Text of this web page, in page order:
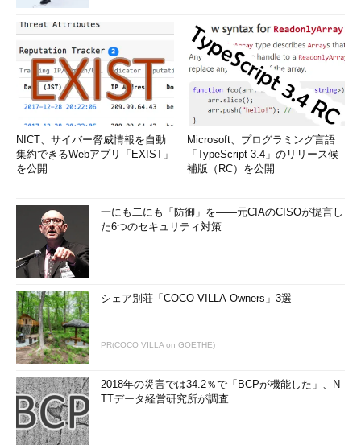
NICT、サイバー脅威情報を自動
集約できるWebアプリ「EXIST」
を公開
Microsoft、プログラミング言語
「TypeScript 3.4」のリリース候
補版（RC）を公開
一にも二にも「防御」を――元CIAのCISOが提言し
た6つのセキュリティ対策
シェア別荘「COCO VILLA Owners」3選
PR(COCO VILLA on GOETHE)
2018年の災害では34.2％で「BCPが機能した」、N
TTデータ経営研究所が調査